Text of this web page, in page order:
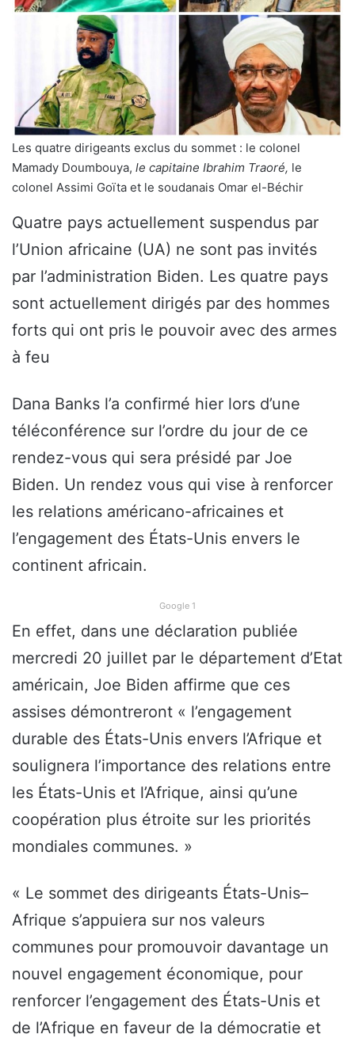
Les quatre dirigeants exclus du sommet : le colonel
Mamady Doumbouya, le capitaine Ibrahim Traoré, le
colonel Assimi Goïta et le soudanais Omar el-Béchir
Quatre pays actuellement suspendus par
l’Union africaine (UA) ne sont pas invités
par l’administration Biden. Les quatre pays
sont actuellement dirigés par des hommes
forts qui ont pris le pouvoir avec des armes
à feu
Dana Banks l’a confirmé hier lors d’une
téléconférence sur l’ordre du jour de ce
rendez-vous qui sera présidé par Joe
Biden. Un rendez vous qui vise à renforcer
les relations américano-africaines et
l’engagement des États-Unis envers le
continent africain.
Google 1
En effet, dans une déclaration publiée
mercredi 20 juillet par le département d’Etat
américain, Joe Biden affirme que ces
assises démontreront « l’engagement
durable des États-Unis envers l’Afrique et
soulignera l’importance des relations entre
les États-Unis et l’Afrique, ainsi qu’une
coopération plus étroite sur les priorités
mondiales communes. »
« Le sommet des dirigeants États-Unis–
Afrique s’appuiera sur nos valeurs
communes pour promouvoir davantage un
nouvel engagement économique, pour
renforcer l’engagement des États-Unis et
de l’Afrique en faveur de la démocratie et